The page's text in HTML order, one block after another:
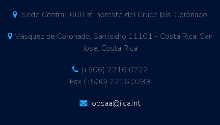
Sede Central. 600 m. noreste del Cruce Ipís-Coronado
Vásquez de Coronado, San Isidro 11101 - Costa Rica. San
José, Costa Rica
(+506) 2216 0222
Fax (+506) 2216 0233
opsaa@iica.int